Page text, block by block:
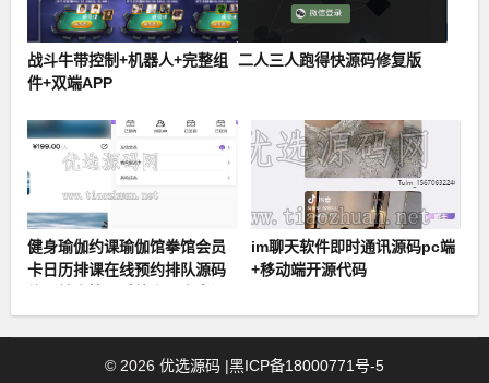
战斗牛带控制+机器人+完整组
件+双端APP
二人三人跑得快源码修复版
健身瑜伽约课瑜伽馆拳馆会员
卡日历排课在线预约排队源码
店
im聊天软件即时通讯源码pc端
+移动端开源代码
© 2026 优选源码 |黑ICP备18000771号-5